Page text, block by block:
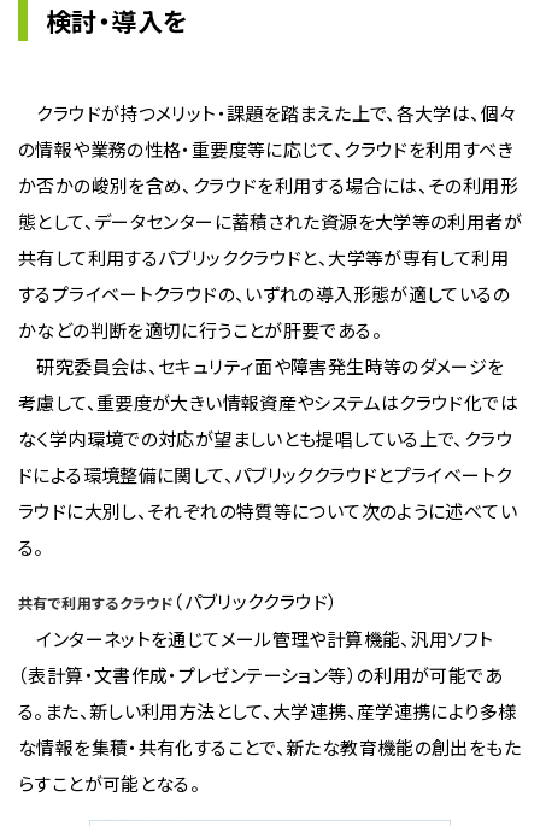
検討・導入を
クラウドが持つメリット・課題を踏まえた上で、各大学は、個々
の情報や業務の性格・重要度等に応じて、クラウドを利用すべき
か否かの峻別を含め、クラウドを利用する場合には、その利用形
態として、データセンターに蓄積された資源を大学等の利用者が
共有して利用するパブリッククラウドと、大学等が専有して利用
するプライベートクラウドの、いずれの導入形態が適しているの
かなどの判断を適切に行うことが肝要である。
研究委員会は、セキュリティ面や障害発生時等のダメージを
考慮して、重要度が大きい情報資産やシステムはクラウド化では
なく学内環境での対応が望ましいとも提唱している上で、クラウ
ドによる環境整備に関して、パブリッククラウドとプライベートク
ラウドに大別し、それぞれの特質等について次のように述べてい
る。
共有で利用するクラウド （パブリッククラウド）
インターネットを通じてメール管理や計算機能、汎用ソフト
（表計算・文書作成・プレゼンテーション等）の利用が可能であ
る。また、新しい利用方法として、大学連携、産学連携により多様
な情報を集積・共有化することで、新たな教育機能の創出をもた
らすことが可能となる。